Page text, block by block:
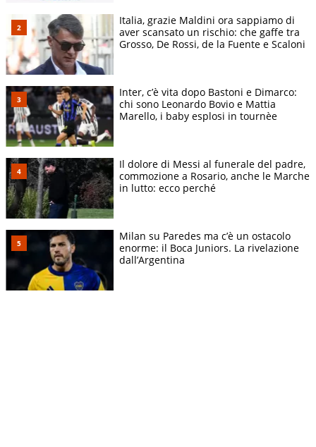
Italia, grazie Maldini ora sappiamo di
aver scansato un rischio: che gaffe tra
Grosso, De Rossi, de la Fuente e Scaloni
Inter, c’è vita dopo Bastoni e Dimarco:
chi sono Leonardo Bovio e Mattia
Marello, i baby esplosi in tournèe
Il dolore di Messi al funerale del padre,
commozione a Rosario, anche le Marche
in lutto: ecco perché
Milan su Paredes ma c’è un ostacolo
enorme: il Boca Juniors. La rivelazione
dall’Argentina